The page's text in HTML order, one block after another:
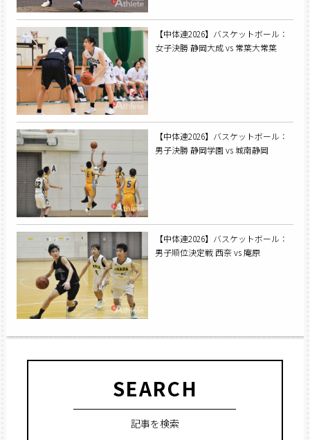
【中体連2026】バスケットボール：
女子決勝 静岡大成 vs 常葉大常葉
【中体連2026】バスケットボール：
男子決勝 静岡学園 vs 城南静岡
【中体連2026】バスケットボール：
男子順位決定戦 西奈 vs 庵原
SEARCH
記事を検索